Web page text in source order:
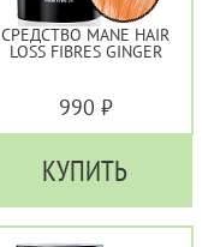
СРЕДСТВО MANE HAIR
LOSS FIBRES GINGER
990 ₽
КУПИТЬ